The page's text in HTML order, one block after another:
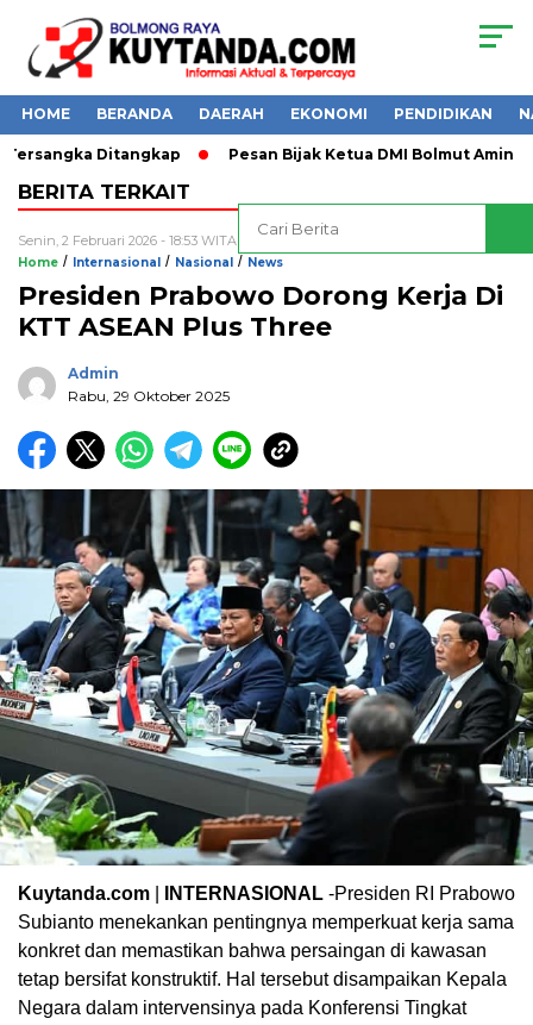
HOME BERANDA DAERAH EKONOMI PENDIDIKAN
Ditangkap Pesan Bijak Ketua DMI Bolmut Amin
Home / Internasional / Nasional / News
Presiden Prabowo Dorong Kerja Di
KTT ASEAN Plus Three
Admin
Rabu, 29 Oktober 2025
Kuytanda.com INTERNASIONAL -Presiden RI Prabowo
Subianto menekankan pentingnya memperkuat kerja sama
konkret dan memastikan bahwa persaingan di kawasan
tetap bersifat konstruktif. Hal tersebut disampaikan Kepala
Negara dalam intervensinya pada Konferensi Tingkat
BERITA TERKAIT
Senin, 2 Februari 2026 - 18:53 WITA